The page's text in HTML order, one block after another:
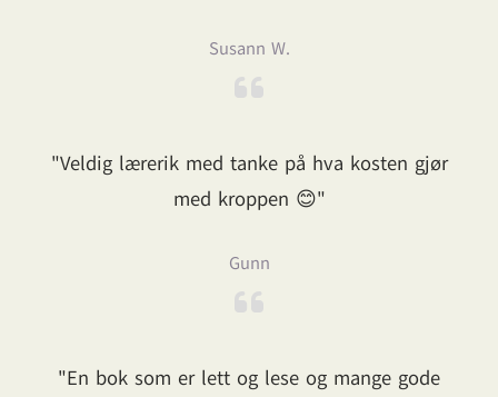
Susann W.
"Veldig lærerik med tanke på hva kosten gjør
med kroppen 😊"
Gunn
"En bok som er lett og lese og mange gode